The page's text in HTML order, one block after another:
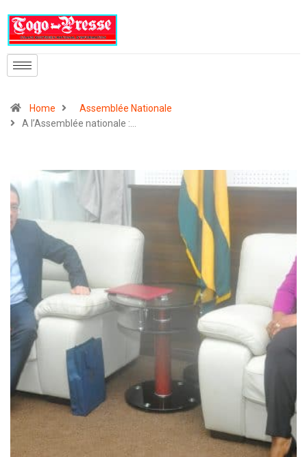
Home
Assemblée Nationale
A l’Assemblée nationale :…